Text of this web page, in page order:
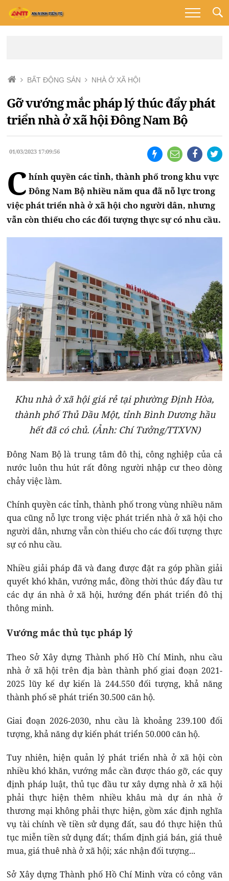
BẤT ĐỘNG SẢN NHÀ Ở XÃ HỘI
Gỡ vướng mắc pháp lý thúc đẩy phát
triển nhà ở xã hội Đông Nam Bộ
01/03/2023 17:09:56
C hính quyền các tỉnh, thành phố trong khu vực
Đông Nam Bộ nhiều năm qua đã nỗ lực trong
việc phát triển nhà ở xã hội cho người dân, nhưng
vẫn còn thiếu cho các đối tượng thực sự có nhu cầu.
Khu nhà ở xã hội giá rẻ tại phường Định Hòa,
thành phố Thủ Dầu Một, tỉnh Bình Dương hầu
hết đã có chủ. (Ảnh: Chí Tưởng/TTXVN)
Đông Nam Bộ là trung tâm đô thị, công nghiệp của cả
nước luôn thu hút rất đông người nhập cư theo dòng
chảy việc làm.
Chính quyền các tỉnh, thành phố trong vùng nhiều năm
qua cũng nỗ lực trong việc phát triển nhà ở xã hội cho
người dân, nhưng vẫn còn thiếu cho các đối tượng thực
sự có nhu cầu.
Nhiều giải pháp đã và đang được đặt ra góp phần giải
quyết khó khăn, vướng mắc, đồng thời thúc đẩy đầu tư
các dự án nhà ở xã hội, hướng đến phát triển đô thị
thông minh.
Vướng mắc thủ tục pháp lý
Theo Sở Xây dựng Thành phố Hồ Chí Minh, nhu cầu
nhà ở xã hội trên địa bàn thành phố giai đoạn 2021-
2025 lũy kế dự kiến là 244.550 đối tượng, khả năng
thành phố sẽ phát triển 30.500 căn hộ.
Giai đoạn 2026-2030, nhu cầu là khoảng 239.100 đối
tượng, khả năng dự kiến phát triển 50.000 căn hộ.
Tuy nhiên, hiện quản lý phát triển nhà ở xã hội còn
nhiều khó khăn, vướng mắc cần được tháo gỡ, các quy
định pháp luật, thủ tục đầu tư xây dựng nhà ở xã hội
phải thực hiện thêm nhiều khâu mà dự án nhà ở
thương mại không phải thực hiện, gồm xác định nghĩa
vụ tài chính về tiền sử dụng đất, sau đó thực hiện thủ
tục miễn tiền sử dụng đất; thẩm định giá bán, giá thuê
mua, giá thuê nhà ở xã hội; xác nhận đối tượng...
Sở Xây dựng Thành phố Hồ Chí Minh vừa có công văn